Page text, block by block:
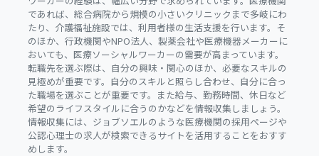
であれば、総合病院から規模の小さいクリニックまで多岐にわ
たり、介護福祉施設では、利用者様の生活支援を行います。そ
のほか、行政機関やNPO法人、製薬会社や医療機器メーカーに
おいても、医療ソーシャルワーカーの需要が高まっています。
転職先を選ぶ際は、自分の興味・関心のほか、必要なスキルの
見極めが重要です。自分のスキルと照らし合わせ、自分に合っ
た職場を選ぶことが重要です。また給与、勤務時間、休日など
希望のライフスタイルに合うのかなどを情報収集しましょう。
情報収集には、ジョブソエルのような医療機関の採用ページや
公認心理士の求人が検索できるサイトを活用することをおすす
めします。